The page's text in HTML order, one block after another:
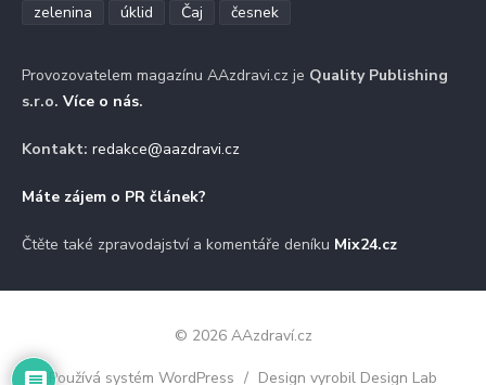
zelenina
úklid Čaj česnek
Provozovatelem magazínu AAzdravi.cz je Quality Publishing
s.r.o. Více o nás.
Kontakt: redakce@aazdravi.cz
Máte zájem o PR článek?
Čtěte také zpravodajství a komentáře deníku Mix24.cz
© 2026 AAzdraví.cz
Používá systém WordPress / Design vyrobil Design Lab